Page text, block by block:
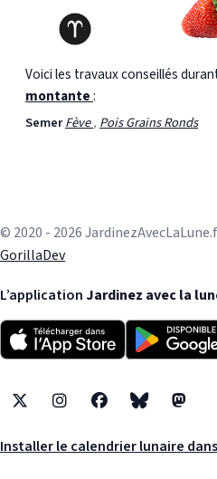
Voici les travaux conseillés
montante:
SemerFève, Pois Grains Ronds
© 2020 - 2026
GorillaDev
L’application Jardinez avec la
X InstagramFacebookBluesky
Installer le calendrier lunaire